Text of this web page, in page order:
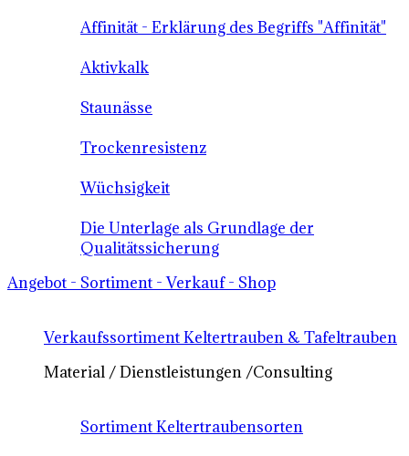
Affinität - Erklärung des Begriffs "Affinität"
Aktivkalk
Staunässe
Trockenresistenz
Wüchsigkeit
Die Unterlage als Grundlage der
Qualitätssicherung
Angebot - Sortiment - Verkauf - Shop
Verkaufssortiment Keltertrauben & Tafeltrauben
Material / Dienstleistungen /Consulting
Sortiment Keltertraubensorten